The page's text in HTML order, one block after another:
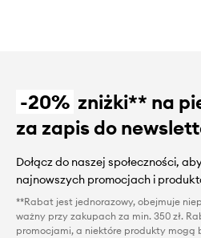
-20% zniżki** na
za zapis do
Dołącz do naszej społeczności,
najnowszych promocjach i
**Rabat jest jednorazowy, obejmuje
ważny przy zakupach za min. 350 zł.
promocjami, a niektóre produkty mogą